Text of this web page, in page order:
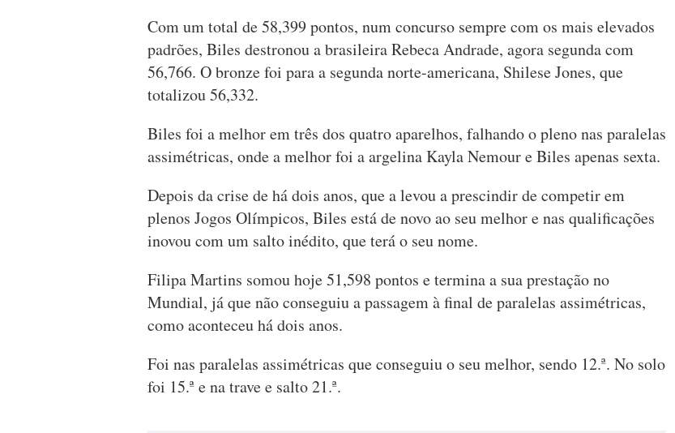
Com um total de 58,399 pontos, num concurso sempre com os mais elevados
padrões, Biles destronou a brasileira Rebeca Andrade, agora segunda com
56,766. O bronze foi para a segunda norte-americana, Shilese Jones, que
totalizou 56,332.
Biles foi a melhor em três dos quatro aparelhos, falhando o pleno nas paralelas
assimétricas, onde a melhor foi a argelina Kayla Nemour e Biles apenas sexta.
Depois da crise de há dois anos, que a levou a prescindir de competir em
plenos Jogos Olímpicos, Biles está de novo ao seu melhor e nas qualificações
inovou com um salto inédito, que terá o seu nome.
Filipa Martins somou hoje 51,598 pontos e termina a sua prestação no
Mundial, já que não conseguiu a passagem à final de paralelas assimétricas,
como aconteceu há dois anos.
Foi nas paralelas assimétricas que conseguiu o seu melhor, sendo 12.ª. No solo
foi 15.ª e na trave e salto 21.ª.